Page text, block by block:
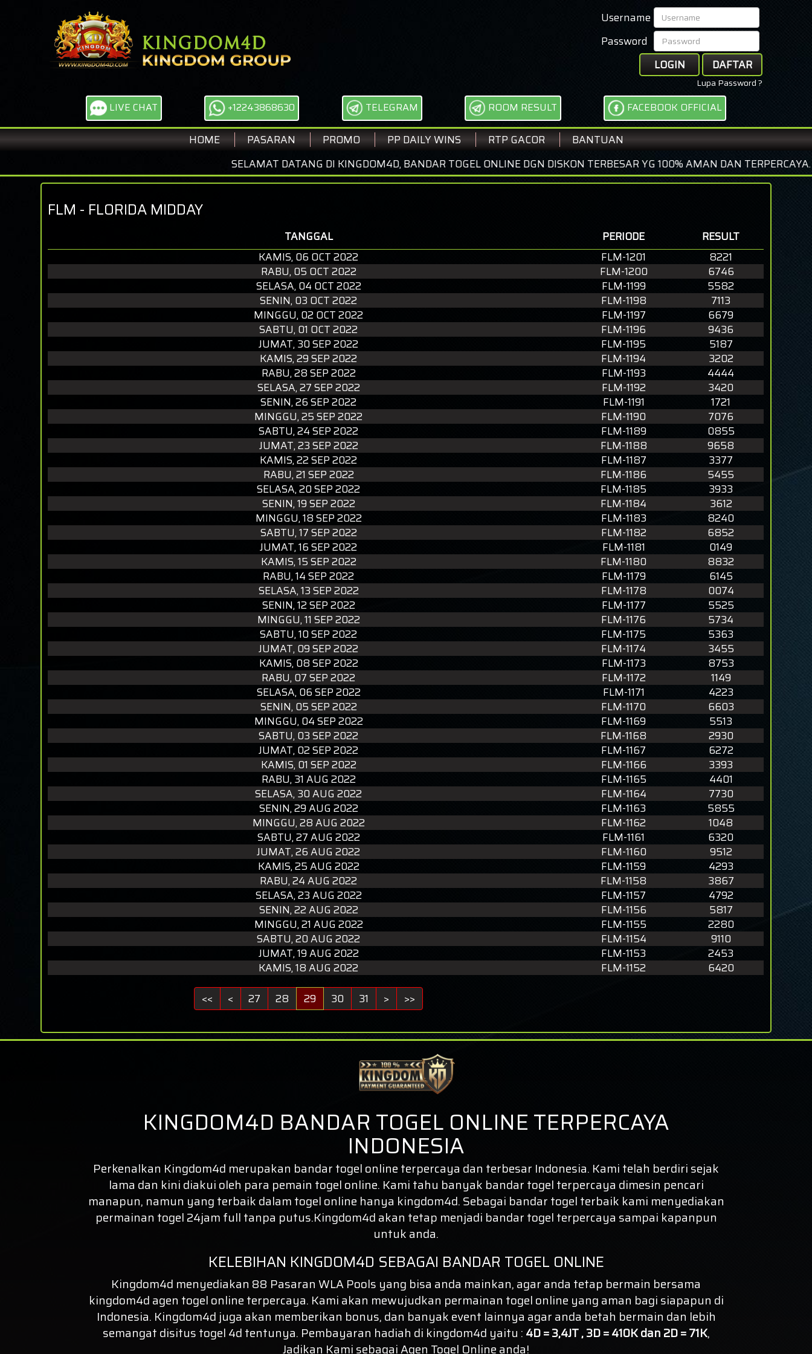
Username
Password
LOGIN
DAFTAR
Lupa Password ?
LIVE CHAT +12243868630 TELEGRAM ROOM RESULT FACEBOOK OFFICIAL
HOME PASARAN PROMO PP DAILY WINS RTP GACOR
BANTUAN
SELAMAT DATANG DI KINGDOM4D, BANDAR TOGEL ONLINE DGN DISKON TERBESAR YG 100% AMAN DAN TERPERCAYA.
FLM - FLORIDA MIDDAY
TANGGAL PERIODE
RESULT
KAMIS, 06 OCT 2022
FLM-1201
8221
RABU, 05 OCT 2022
FLM-1200
6746
SELASA, 04 OCT 2022
FLM-1199
5582
SENIN, 03 OCT 2022
FLM-1198
7113
MINGGU, 02 OCT 2022
FLM-1197
6679
SABTU, 01 OCT 2022
FLM-1196
9436
JUMAT, 30 SEP 2022
FLM-1195
5187
KAMIS, 29 SEP 2022
FLM-1194
3202
RABU, 28 SEP 2022
FLM-1193
4444
SELASA, 27 SEP 2022
FLM-1192
3420
SENIN, 26 SEP 2022
FLM-1191
1721
MINGGU, 25 SEP 2022
FLM-1190
7076
SABTU, 24 SEP 2022
FLM-1189
0855
JUMAT, 23 SEP 2022
FLM-1188
9658
KAMIS, 22 SEP 2022
FLM-1187
3377
RABU, 21 SEP 2022
FLM-1186
5455
SELASA, 20 SEP 2022
FLM-1185
3933
SENIN, 19 SEP 2022
FLM-1184
3612
MINGGU, 18 SEP 2022
FLM-1183
8240
SABTU, 17 SEP 2022
FLM-1182
6852
JUMAT, 16 SEP 2022
FLM-1181
0149
KAMIS, 15 SEP 2022
FLM-1180
8832
RABU, 14 SEP 2022
FLM-1179
6145
SELASA, 13 SEP 2022
FLM-1178
0074
SENIN, 12 SEP 2022
FLM-1177
5525
MINGGU, 11 SEP 2022
FLM-1176
5734
SABTU, 10 SEP 2022
FLM-1175
5363
JUMAT, 09 SEP 2022
FLM-1174
3455
KAMIS, 08 SEP 2022
FLM-1173
8753
RABU, 07 SEP 2022
FLM-1172
1149
SELASA, 06 SEP 2022
FLM-1171
4223
SENIN, 05 SEP 2022
FLM-1170
6603
MINGGU, 04 SEP 2022
FLM-1169
5513
SABTU, 03 SEP 2022
FLM-1168
2930
JUMAT, 02 SEP 2022
FLM-1167
6272
KAMIS, 01 SEP 2022
FLM-1166
3393
RABU, 31 AUG 2022
FLM-1165
4401
SELASA, 30 AUG 2022
FLM-1164
7730
SENIN, 29 AUG 2022
FLM-1163
5855
MINGGU, 28 AUG 2022
FLM-1162
1048
SABTU, 27 AUG 2022
FLM-1161
6320
JUMAT, 26 AUG 2022
FLM-1160
9512
KAMIS, 25 AUG 2022
FLM-1159
4293
RABU, 24 AUG 2022
FLM-1158
3867
SELASA, 23 AUG 2022
FLM-1157
4792
SENIN, 22 AUG 2022
FLM-1156
5817
MINGGU, 21 AUG 2022
FLM-1155
2280
SABTU, 20 AUG 2022
FLM-1154
9110
JUMAT, 19 AUG 2022
FLM-1153
2453
KAMIS, 18 AUG 2022
FLM-1152
6420
<<
< 27 28 29 30 31 > >>
KINGDOM4D BANDAR TOGEL ONLINE TERPERCAYA
INDONESIA
Perkenalkan Kingdom4d merupakan bandar togel online terpercaya dan terbesar Indonesia. Kami telah berdiri sejak
lama dan kini diakui oleh para pemain togel online. Kami tahu banyak bandar togel terpercaya dimesin pencari
manapun, namun yang terbaik dalam togel online hanya kingdom4d. Sebagai bandar togel terbaik kami menyediakan
permainan togel 24jam full tanpa putus.Kingdom4d akan tetap menjadi bandar togel terpercaya sampai kapanpun
untuk anda.
KELEBIHAN KINGDOM4D SEBAGAI BANDAR TOGEL ONLINE
Kingdom4d menyediakan 88 Pasaran WLA Pools yang bisa anda mainkan, agar anda tetap bermain bersama
kingdom4d agen togel online terpercaya. Kami akan mewujudkan permainan togel online yang aman bagi siapapun di
Indonesia. Kingdom4d juga akan memberikan bonus, dan banyak event lainnya agar anda betah bermain dan lebih
semangat disitus togel 4d tentunya. Pembayaran hadiah di kingdom4d yaitu : 4D = 3,4JT , 3D = 410K dan 2D = 71K,
Jadikan Kami sebagai Agen Togel Online anda!